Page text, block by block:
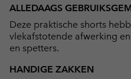
ALLEDAAGS
Deze praktische shorts
vlekafstotende afwerking
en spetters.
HANDIGE ZAKKEN